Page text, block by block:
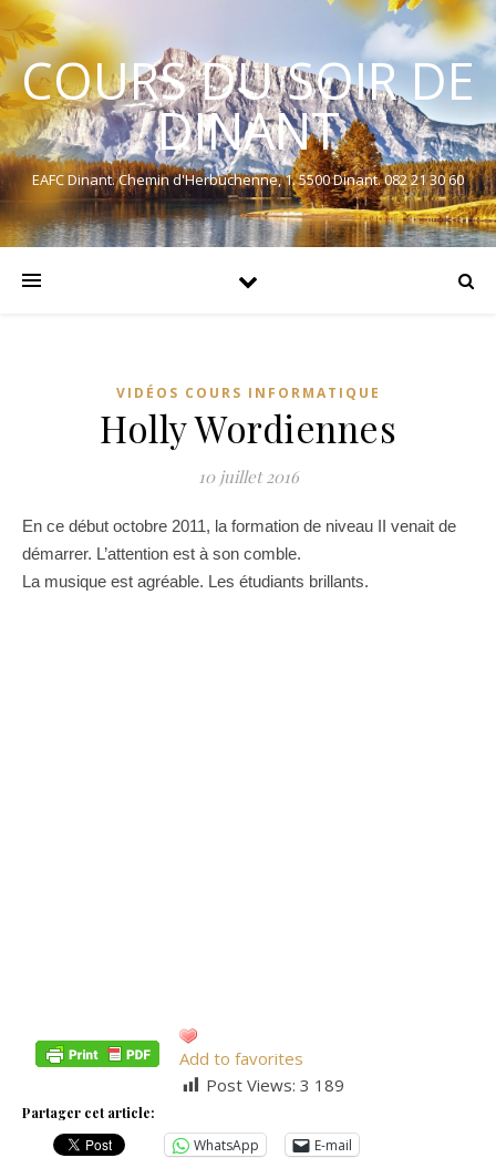
COURS DU SOIR DE
DINANT
EAFC Dinant. Chemin d'Herbuchenne, 1. 5500 Dinant. 082 21 30 60
VIDÉOS COURS INFORMATIQUE
Holly Wordiennes
10 juillet 2016
En ce début octobre 2011, la formation de niveau II venait de
démarrer. L’attention est à son comble.
La musique est agréable. Les étudiants brillants.
Add to favorites
Post Views: 3 189
Partager cet article:
WhatsApp E-mail